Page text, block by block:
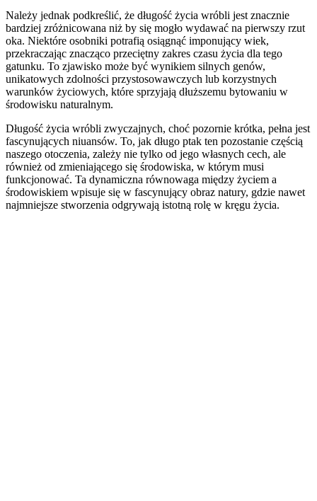
Należy jednak podkreślić, że długość życia wróbli jest znacznie
bardziej zróżnicowana niż by się mogło wydawać na pierwszy rzut
oka. Niektóre osobniki potrafią osiągnąć imponujący wiek,
przekraczając znacząco przeciętny zakres czasu życia dla tego
gatunku. To zjawisko może być wynikiem silnych genów,
unikatowych zdolności przystosowawczych lub korzystnych
warunków życiowych, które sprzyjają dłuższemu bytowaniu w
środowisku naturalnym.
Długość życia wróbli zwyczajnych, choć pozornie krótka, pełna jest
fascynujących niuansów. To, jak długo ptak ten pozostanie częścią
naszego otoczenia, zależy nie tylko od jego własnych cech, ale
również od zmieniającego się środowiska, w którym musi
funkcjonować. Ta dynamiczna równowaga między życiem a
środowiskiem wpisuje się w fascynujący obraz natury, gdzie nawet
najmniejsze stworzenia odgrywają istotną rolę w kręgu życia.